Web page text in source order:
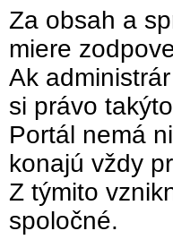
Za obsah a
miere
Ak
si právo
Portál nemá
konajú vždy
Z týmito
spoločné.